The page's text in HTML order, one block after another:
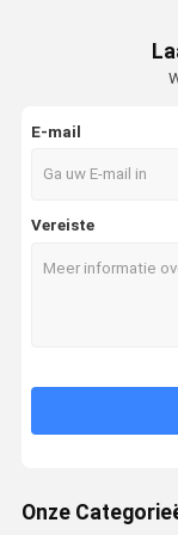
E-mail
Vereiste
Onze